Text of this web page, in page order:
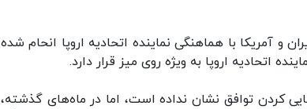
آمریکا با هماهنگی نماینده اتحادیه اروپا انحام شده
اتحادیه اروپا به ویژه روی میز قرار دارد.
کردن توافق نشان نداده است، اما در ماه‌های گذشته،